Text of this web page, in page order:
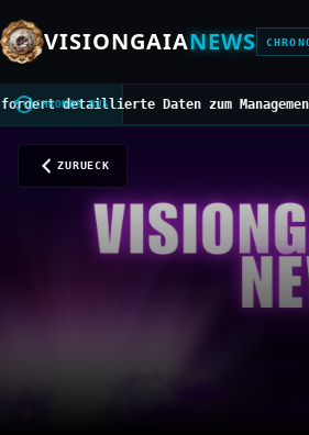
VISIONGAIANEWS
CHRONOS BUS
Daten zum Management der
ZURUECK